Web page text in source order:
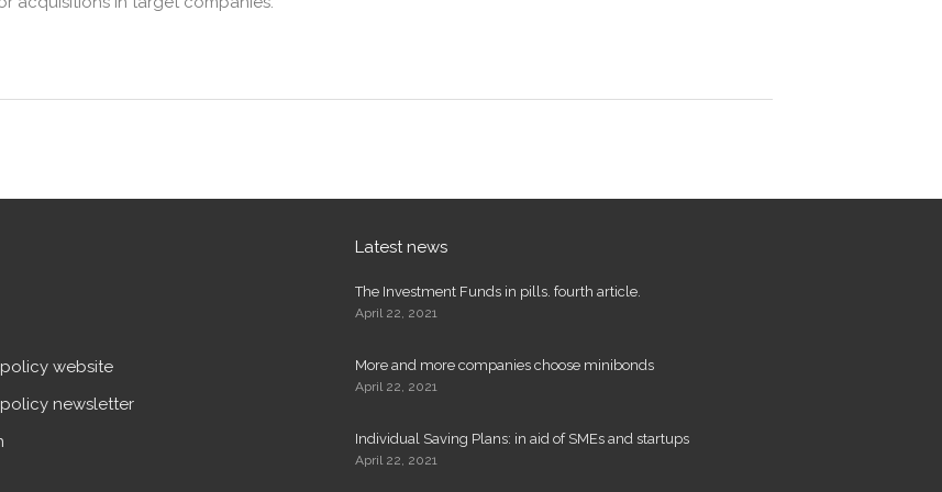
website
newsletter
Latest news
The Investment Funds in pills. fourth article.
April 22, 2021
More and more companies choose minibonds
April 22, 2021
Individual Saving Plans: in aid of SMEs and startups
April 22, 2021